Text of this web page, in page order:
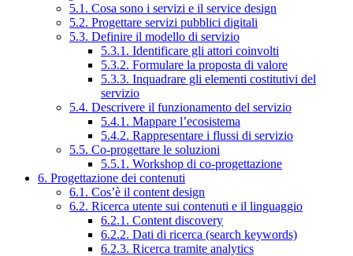
5.1. Cosa sono i servizi e il service design
5.2. Progettare servizi pubblici digitali
5.3. Definire il modello di servizio
5.3.1. Identificare gli attori coinvolti
5.3.2. Formulare la proposta di valore
5.3.3. Inquadrare gli elementi costitutivi del
servizio
5.4. Descrivere il funzionamento del servizio
5.4.1. Mappare l’ecosistema
5.4.2. Rappresentare i flussi di servizio
5.5. Co-progettare le soluzioni
5.5.1. Workshop di co-progettazione
6. Progettazione dei contenuti
6.1. Cos’è il content design
6.2. Ricerca utente sui contenuti e il linguaggio
6.2.1. Content discovery
6.2.2. Dati di ricerca (search keywords)
6.2.3. Ricerca tramite analytics